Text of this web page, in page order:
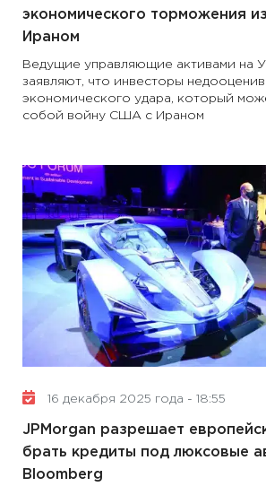
экономического торможения
Ираном
Ведущие управляющие активами на
заявляют, что инвесторы
экономического удара, который
собой войну США с Ираном
16 декабря 2025 года - 18:55
JPMorgan разрешает
брать кредиты под люксовые
Bloomberg